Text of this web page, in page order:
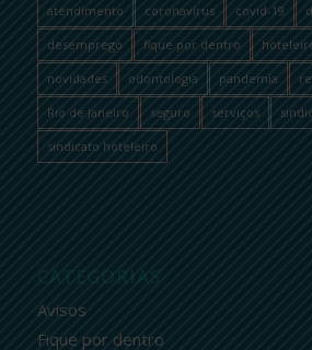
atendimento coronavírus covid-19
desemprego fique por dentro
novidades odontologia pandemia
Rio de Janeiro seguro serviços
sindicato hoteleiro
CATEGORIAS
Avisos
Fique por dentro